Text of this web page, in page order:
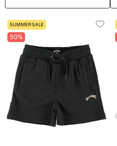
SUMMER SALE
50%